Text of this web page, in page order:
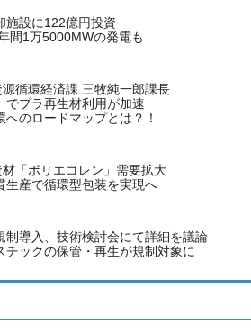
施設に122億円投資
間1万5000MWの発電も
循環経済課 三牧純一郎課長
でプラ再生材利用が加速
のロードマップとは？！
「ポリエコレン」需要拡大
生産で循環型包装を実現へ
制導入、技術検討会にて詳細を議論
チックの保管・再生が規制対象に